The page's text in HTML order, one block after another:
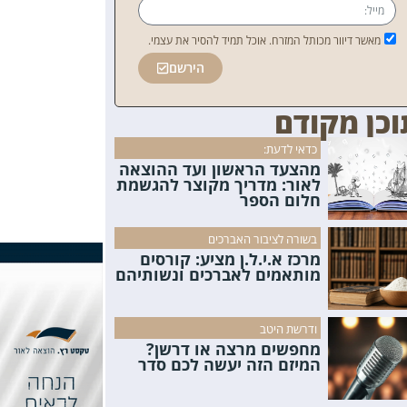
מאשר דיוור מכותל המזרח. אוכל תמיד להסיר את עצמי.
הירשם
מקודם
כדאי לדעת:
מהצעד הראשון ועד ההוצאה
לאור: מדריך מקוצר להגשמת
חלום הספר
בשורה לציבור האברכים
מרכז א.י.ל.ן מציע: קורסים
מותאמים לאברכים ונשותיהם
ודרשת היטב
מחפשים מרצה או דרשן?
המיזם הזה יעשה לכם סדר